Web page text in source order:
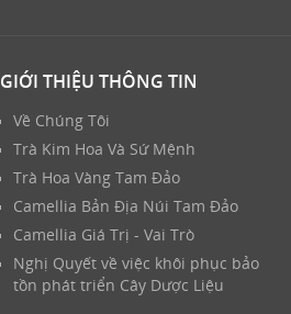
GIỚI THIỆU THÔNG TIN
Về Chúng Tôi
Trà Kim Hoa Và Sứ Mệnh
Trà Hoa Vàng Tam Đảo
Camellia Bản Địa Núi Tam Đảo
Camellia Giá Trị - Vai Trò
Nghị Quyết về việc khôi phục bảo
tồn phát triển Cây Dược Liệu